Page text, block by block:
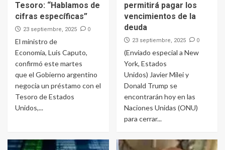
Tesoro: “Hablamos de
cifras específicas”
23 septiembre, 2025 0
El ministro de
Economía, Luis Caputo,
confirmó este martes
que el Gobierno argentino
negocia un préstamo con el
Tesoro de Estados
Unidos,...
permitirá pagar los
vencimientos de la
deuda
23 septiembre, 2025 0
(Enviado especial a New
York, Estados
Unidos) Javier Milei y
Donald Trump se
encontrarán hoy en las
Naciones Unidas (ONU)
para cerrar...